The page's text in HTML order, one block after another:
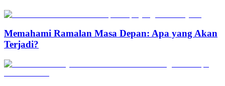
Memahami Ramalan Masa Depan: Apa yang Akan
Terjadi?